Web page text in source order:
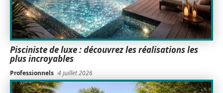
Pisciniste de luxe : découvrez les réalisations les
plus incroyables
Professionnels 4 juillet 2026